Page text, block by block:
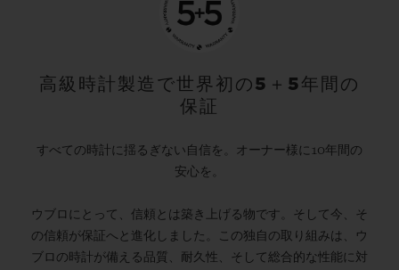
高級時計製造で世界初の5＋5年間の
保証
すべての時計に揺るぎない自信を。オーナー様に10年間の
安心を。
ウブロにとって、信頼とは築き上げる物です。そして今、そ
の信頼が保証へと進化しました。この独自の取り組みは、ウ
ブロの時計が備える品質、耐久性、そして総合的な性能に対